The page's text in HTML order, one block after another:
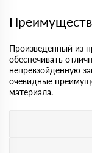
Произведенный из
обеспечивать
непревзойденную
очевидные
материала.